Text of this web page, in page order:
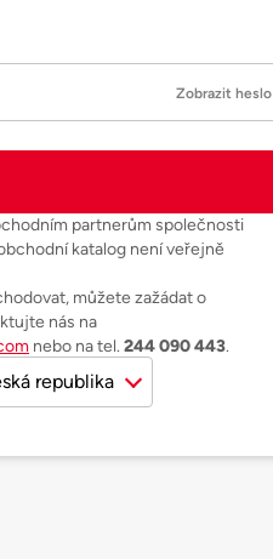
Zobrazit heslo
partnerům společnosti
katalog není veřejně
můžete zažádat o
nás na
nebo na tel. 244 090 443.
republika